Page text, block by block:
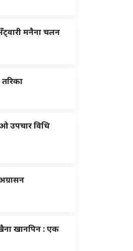
मनैना चलन
उपचार विधि
खानपिन : एक